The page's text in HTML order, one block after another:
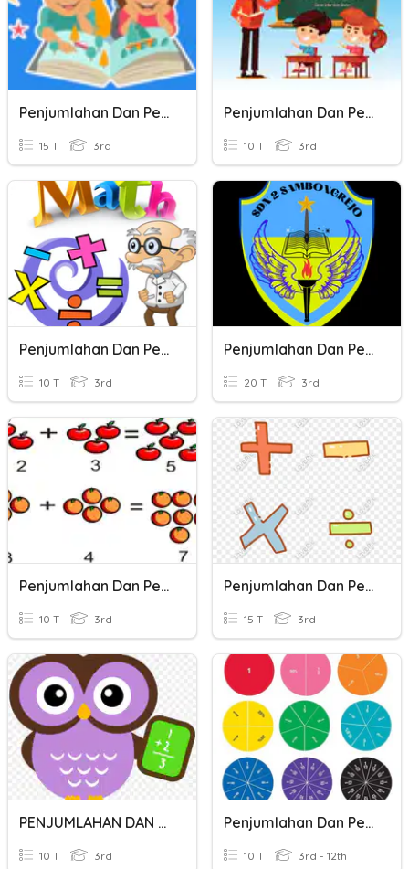
Penjumlahan Dan Pengurangan
15 T 3rd
Penjumlahan Dan Pengurangan Bilangan Negatif
10 T 3rd
Penjumlahan Dan Pengurangan
10 T 3rd
Penjumlahan Dan Pengurangan
20 T 3rd
Penjumlahan Dan Pengurangan
10 T 3rd
Penjumlahan Dan Pengurangan
15 T 3rd
PENJUMLAHAN DAN PENGURANGAN
10 T 3rd
Penjumlahan Dan Pengurangan
10 T 3rd - 12th